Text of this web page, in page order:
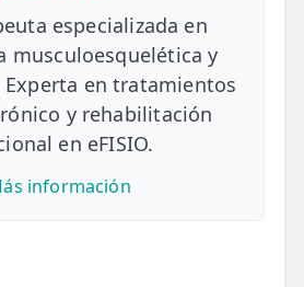
especializada en
musculoesquelética y
en tratamientos
y rehabilitación
en eFISIO.
información